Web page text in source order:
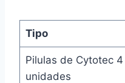
Tipo
Pilulas de Cytotec 4
unidades